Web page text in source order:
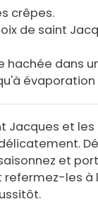
crêpes.
de saint
hachée dans
évaporation
Jacques et
et
refermez-les à